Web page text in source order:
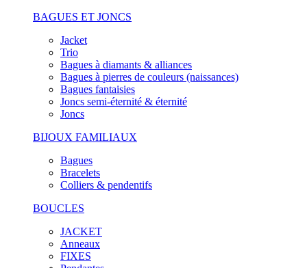
BAGUES ET JONCS
Jacket
Trio
Bagues à diamants & alliances
Bagues à pierres de couleurs (naissances)
Bagues fantaisies
Joncs semi-éternité & éternité
Joncs
BIJOUX FAMILIAUX
Bagues
Bracelets
Colliers & pendentifs
BOUCLES
JACKET
Anneaux
FIXES